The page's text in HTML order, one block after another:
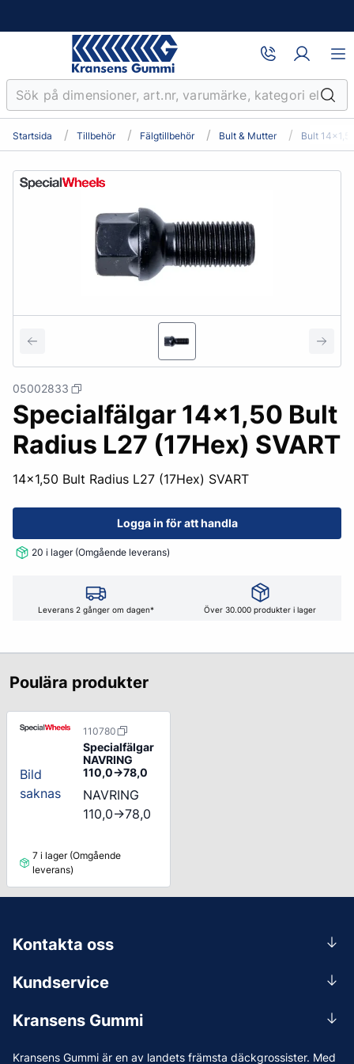
Startsida Tillbehör Fälgtillbehör Bult & Mutter Bult
05002833
Specialfälgar 14x1,50 Bult
Radius L27 (17Hex) SVART
14x1,50 Bult Radius L27 (17Hex) SVART
Logga in för att handla
20 i lager (Omgående leverans)
Leverans 2 gånger om dagen* Över 30.000 produkter i lager
Poulära produkter
Bild
saknas
110780
Specialfälgar
NAVRING
110,0->78,0
NAVRING
110,0->78,0
7 i lager (Omgående
leverans)
Kransens Gummi är en av landets främsta däckgrossister. Med
Kundservice
Leverans
Kransens Gummi
Kontakta oss
0156-409 00
Mån-Tors 07.30-16:30, Fre 07.30-15.00.
Lunchstängt 12:00-12:30